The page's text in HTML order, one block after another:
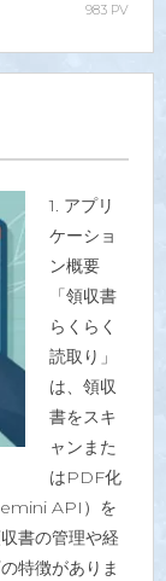
983 PV
1. アプリ
ケーショ
ン概要
「領収書
らくらく
読取り」
は、領収
書をスキ
ャンまた
はPDF化
API）を
書の管理や経
特徴がありま